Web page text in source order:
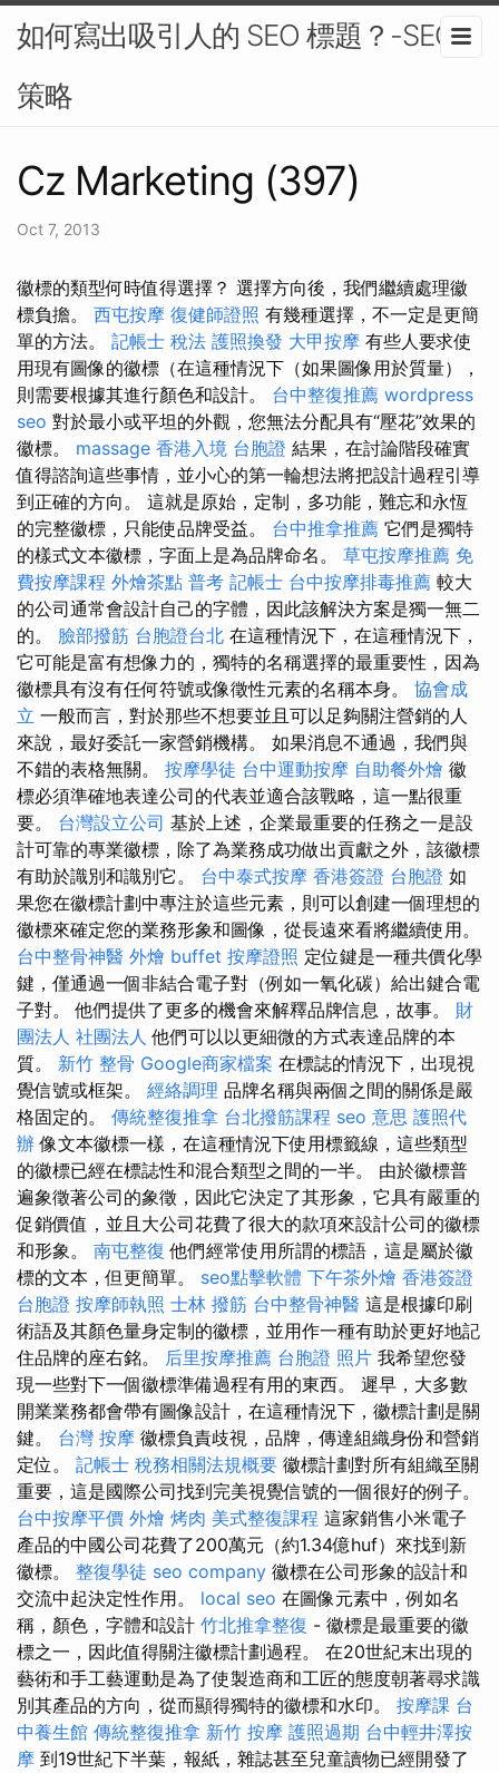
如何寫出吸引人的 SEO 標題？-SEO
策略
Cz Marketing (397)
Oct 7, 2013
徽標的類型何時值得選擇？ 選擇方向後，我們繼續處理徽
標負擔。 西屯按摩 復健師證照 有幾種選擇，不一定是更簡
單的方法。 記帳士 稅法 護照換發 大甲按摩 有些人要求使
用現有圖像的徽標（在這種情況下（如果圖像用於質量），
則需要根據其進行顏色和設計。 台中整復推薦 wordpress
seo 對於最小或平坦的外觀，您無法分配具有“壓花”效果的
徽標。 massage 香港入境 台胞證 結果，在討論階段確實
值得諮詢這些事情，並小心的第一輪想法將把設計過程引導
到正確的方向。 這就是原始，定制，多功能，難忘和永恆
的完整徽標，只能使品牌受益。 台中推拿推薦 它們是獨特
的樣式文本徽標，字面上是為品牌命名。 草屯按摩推薦 免
費按摩課程 外燴茶點 普考 記帳士 台中按摩排毒推薦 較大
的公司通常會設計自己的字體，因此該解決方案是獨一無二
的。 臉部撥筋 台胞證台北 在這種情況下，在這種情況下，
它可能是富有想像力的，獨特的名稱選擇的最重要性，因為
徽標具有沒有任何符號或像徵性元素的名稱本身。 協會成
立 一般而言，對於那些不想要並且可以足夠關注營銷的人
來說，最好委託一家營銷機構。 如果消息不通過，我們與
不錯的表格無關。 按摩學徒 台中運動按摩 自助餐外燴 徽
標必須準確地表達公司的代表並適合該戰略，這一點很重
要。 台灣設立公司 基於上述，企業最重要的任務之一是設
計可靠的專業徽標，除了為業務成功做出貢獻之外，該徽標
有助於識別和識別它。 台中泰式按摩 香港簽證 台胞證 如
果您在徽標計劃中專注於這些元素，則可以創建一個理想的
徽標來確定您的業務形象和圖像，從長遠來看將繼續使用。
台中整骨神醫 外燴 buffet 按摩證照 定位鍵是一種共價化學
鍵，僅通過一個非結合電子對（例如一氧化碳）給出鍵合電
子對。 他們提供了更多的機會來解釋品牌信息，故事。 財
團法人 社團法人 他們可以以更細微的方式表達品牌的本
質。 新竹 整骨 Google商家檔案 在標誌的情況下，出現視
覺信號或框架。 經絡調理 品牌名稱與兩個之間的關係是嚴
格固定的。 傳統整復推拿 台北撥筋課程 seo 意思 護照代
辦 像文本徽標一樣，在這種情況下使用標籤線，這些類型
的徽標已經在標誌性和混合類型之間的一半。 由於徽標普
遍象徵著公司的象徵，因此它決定了其形象，它具有嚴重的
促銷價值，並且大公司花費了很大的款項來設計公司的徽標
和形象。 南屯整復 他們經常使用所謂的標語，這是屬於徽
標的文本，但更簡單。 seo點擊軟體 下午茶外燴 香港簽證
台胞證 按摩師執照 士林 撥筋 台中整骨神醫 這是根據印刷
術語及其顏色量身定制的徽標，並用作一種有助於更好地記
住品牌的座右銘。 后里按摩推薦 台胞證 照片 我希望您發
現一些對下一個徽標準備過程有用的東西。 遲早，大多數
開業業務都會帶有圖像設計，在這種情況下，徽標計劃是關
鍵。 台灣 按摩 徽標負責歧視，品牌，傳達組織身份和營銷
定位。 記帳士 稅務相關法規概要 徽標計劃對所有組織至關
重要，這是國際公司找到完美視覺信號的一個很好的例子。
台中按摩平價 外燴 烤肉 美式整復課程 這家銷售小米電子
產品的中國公司花費了200萬元（約1.34億huf）來找到新
徽標。 整復學徒 seo company 徽標在公司形象的設計和
交流中起決定性作用。 local seo 在圖像元素中，例如名
稱，顏色，字體和設計 竹北推拿整復 - 徽標是最重要的徽
標之一，因此值得關注徽標計劃過程。 在20世紀末出現的
藝術和手工藝運動是為了使製造商和工匠的態度朝著尋求識
別其產品的方向，從而顯得獨特的徽標和水印。 按摩課 台
中養生館 傳統整復推拿 新竹 按摩 護照過期 台中輕井澤按
摩 到19世紀下半葉，報紙，雜誌甚至兒童讀物已經開發了